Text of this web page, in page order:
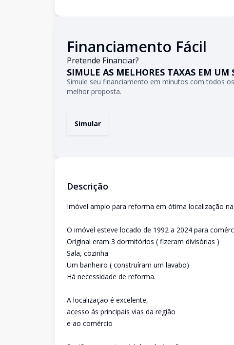
Financiamento Fácil
Pretende Financiar?
SIMULE AS MELHORES TAXAS EM UM
Simule seu financiamento em minutos com todos
melhor proposta.
Simular
Descrição
Imóvel amplo para reforma em ótima localização
O imóvel esteve locado de 1992 a 2024 para
Original eram 3 dormitórios ( fizeram divisórias )
Sala, cozinha
Um banheiro ( construíram um lavabo)
Há necessidade de reforma.
A localização é excelente,
acesso ás principais vias da região
e ao comércio